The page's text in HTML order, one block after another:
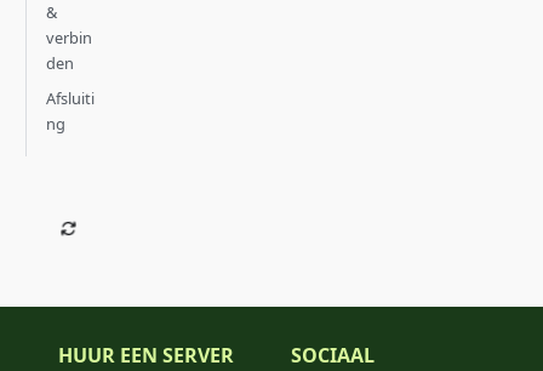
&
verbin
den
Afsluiti
ng
HUUR EEN SERVER
SOCIAAL